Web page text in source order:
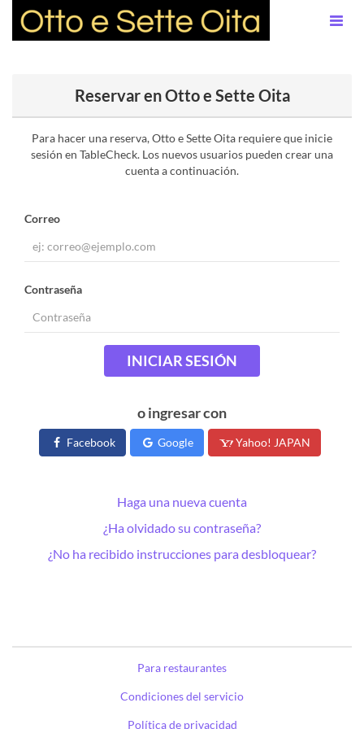
Reservar en Otto e Sette Oita
Para hacer una reserva, Otto e Sette Oita requiere que inicie
sesión en TableCheck. Los nuevos usuarios pueden crear una
cuenta a continuación.
Correo
Contraseña
INICIAR SESIÓN
o ingresar con
Facebook Google Yahoo! JAPAN
Haga una nueva cuenta
¿Ha olvidado su contraseña?
¿No ha recibido instrucciones para desbloquear?
Para restaurantes
Condiciones del servicio
Política de privacidad